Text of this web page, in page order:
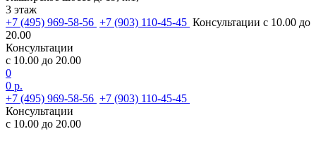
3 этаж
+7 (495) 969-58-56 +7 (903) 110-45-45 Консультации с 10.00 до
20.00
Консультации
с 10.00 до 20.00
0
0 р.
+7 (495) 969-58-56 +7 (903) 110-45-45
Консультации
с 10.00 до 20.00